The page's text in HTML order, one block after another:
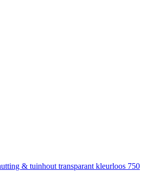
& tuinhout transparant kleurloos 750